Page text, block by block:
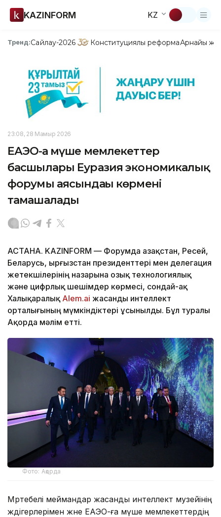
KAZINFORM KZ
Тренд:Сайлау-2026 Конституциялық реформаАрнайы
23:08, 28 Мамыр 2026
ЕАЭО-ға мүше мемлекеттер
басшылары Еуразия экономикалық
форумы аясындағы көрмені
тамашалады
АСТАНА. KAZINFORM — Форумда Қазақстан, Ресей,
Беларусь, Қырғызстан президенттері мен делегация
жетекшілерінің назарына озық технологиялық
және цифрлық шешімдер көрмесі, сондай-ақ
Халықаралық Alem.ai жасанды интеллект
орталығының мүмкіндіктері ұсынылды. Бұл туралы
Ақорда мәлім етті.
Фото: Ақорда
Мәртебелі меймандар жасанды интеллект музейінің
жәдігерлерімен және ЕАЭО-ға мүше мемлекеттердің